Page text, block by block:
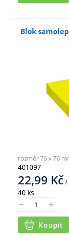
Blok
401097
22,99 Kč/
40 ks
Koupit
rozměr 76 x 76